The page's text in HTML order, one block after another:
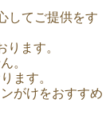
してご提供をす
ます。
。
ます。
がけをおすすめ